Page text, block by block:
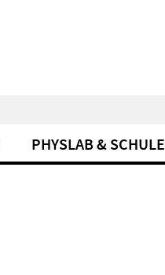
PHYSLAB & SCHULE